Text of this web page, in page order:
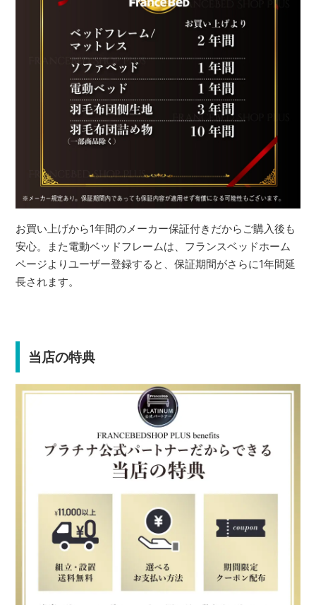
お買い上げから1年間のメーカー保証付きだからご購入後も
安心。また電動ベッドフレームは、フランスベッドホーム
ページよりユーザー登録すると、保証期間がさらに1年間延
長されます。
当店の特典